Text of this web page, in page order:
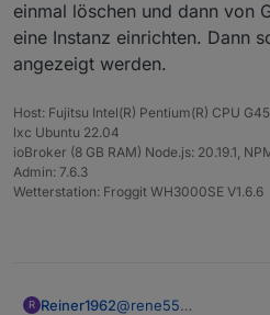
einmal löschen und dann von
eine Instanz einrichten. Dann
angezeigt werden.
Host: Fujitsu Intel(R) Pentium(R) CPU
lxc Ubuntu 22.04
ioBroker (8 GB RAM) Node.js: 20.19.1,
Admin: 7.6.3
Wetterstation: Froggit WH3000SE V1.6.6
R Reiner1962@rene55